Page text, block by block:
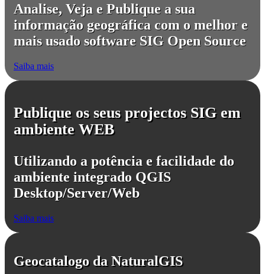
Analise, Veja e Publique a sua
informação geográfica com o melhor e
mais usado software SIG Open Source
Saiba mais
Publique os seus projectos SIG em
ambiente WEB
Utilizando a potência e facilidade do
ambiente integrado QGIS
Desktop/Server/Web
Saiba mais
Geocatalogo da NaturalGIS